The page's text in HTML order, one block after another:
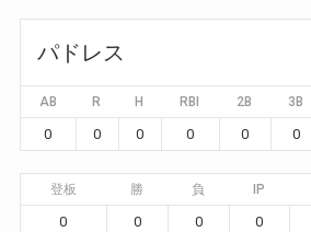
パドレス
AB R H RBI 2B 3B
0 0 0 0 0 0
登板 勝 負 IP
0 0 0 0